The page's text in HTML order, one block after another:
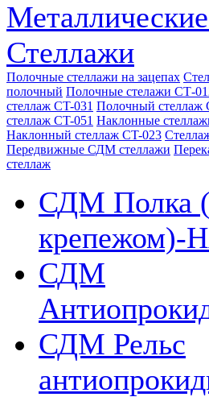
Стеллажи
Полочные стеллажи на зацепах
полочный Полочные стелажи СТ-
стеллаж CT-031 Полочный стеллаж
стеллаж CT-051 Наклонные
Наклонный стеллаж CT-023
Передвижные СДМ стеллажи
стеллаж
СДМ Полка
крепежом)-
СДМ
СДМ Рельс